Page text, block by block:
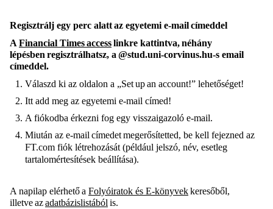
Regisztrálj egy perc alatt az egyetemi e-mail címeddel
A Financial Times accesslinkre kattintva, néhány
lépésben regisztrálhatsz, a @stud.uni-corvinus.hu-s email
címeddel.
Válaszd ki az oldalon a „Set up an account!” lehetőséget!
Itt add meg az egyetemi e-mail címed!
A fiókodba érkezni fog egy visszaigazoló e-mail.
Miután az e-mail címedet megerősítetted, be kell fejezned az
FT.com fiók létrehozását (például jelszó, név, esetleg
tartalomértesítések beállítása).
A napilap elérhető a Folyóiratok és E-könyvekkeresőből,
illetve azadatbázislistából is.